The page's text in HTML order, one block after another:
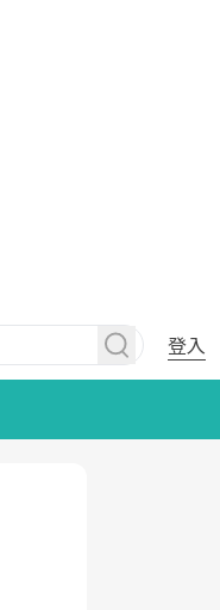
登入